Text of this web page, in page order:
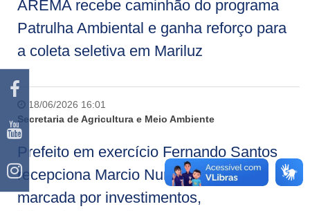
AREMA recebe caminhão do programa
Patrulha Ambiental e ganha reforço para
a coleta seletiva em Mariluz
18/06/2026 16:01
Secretaria de Agricultura e Meio Ambiente
Prefeito em exercício Fernando Santos
recepciona Marcio Nunes em agenda
marcada por investimentos,